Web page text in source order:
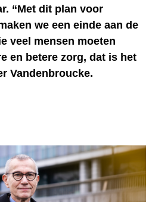
“Met dit plan voor
we een einde aan de
veel mensen moeten
en betere zorg, dat is het
Vandenbroucke.